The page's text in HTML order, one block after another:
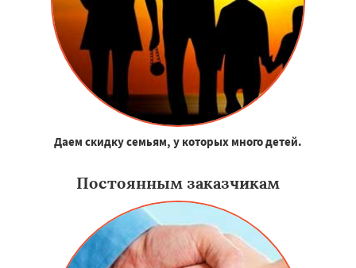
Даем скидку семьям, у которых много детей.
Постоянным заказчикам